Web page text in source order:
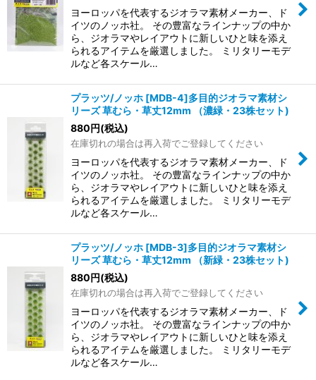
ヨーロッパを代表するジオラマ素材メーカー、ド
イツのノッホ社。 その豊富なラインナップの中か
ら、ジオラマやレイアウトに新しいひと味を添え
られるアイテムを厳選しました。 ミリタリーモデ
ルなど各スケール…
プラッツ/ノッホ [MDB-4]多目的ジオラマ素材シ
リーズ 草むら・草丈12mm （濃緑・23株セット)
880円(税込)
在庫切れの場合は再入荷でご登録してください
ヨーロッパを代表するジオラマ素材メーカー、ド
イツのノッホ社。 その豊富なラインナップの中か
ら、ジオラマやレイアウトに新しいひと味を添え
られるアイテムを厳選しました。 ミリタリーモデ
ルなど各スケール…
プラッツ/ノッホ [MDB-3]多目的ジオラマ素材シ
リーズ 草むら・草丈12mm （新緑・23株セット)
880円(税込)
在庫切れの場合は再入荷でご登録してください
ヨーロッパを代表するジオラマ素材メーカー、ド
イツのノッホ社。 その豊富なラインナップの中か
ら、ジオラマやレイアウトに新しいひと味を添え
られるアイテムを厳選しました。 ミリタリーモデ
ルなど各スケール…